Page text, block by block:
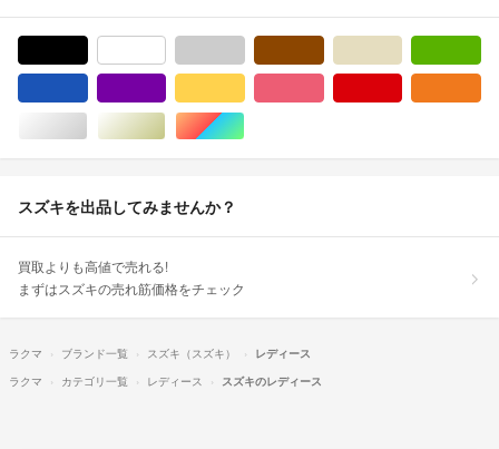
シルバー/銀色系ゴールド/金色系マルチカラー
スズキを出品してみませんか？
買取よりも高値で売れる!
まずはスズキの売れ筋価格をチェック
ラクマ ブランド一覧 スズキ（スズキ）
レディース
ラクマ
カテゴリ一覧 レディース スズキのレディース